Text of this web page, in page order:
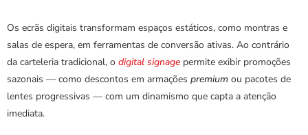
Os ecrãs digitais transformam espaços estáticos, como montras e
salas de espera, em ferramentas de conversão ativas. Ao contrário
da carteleria tradicional, o digital signage permite exibir promoções
sazonais — como descontos em armações premium ou pacotes de
lentes progressivas — com um dinamismo que capta a atenção
imediata.